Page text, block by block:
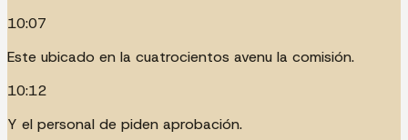
10:07
Este ubicado en la cuatrocientos avenu la comisión.
10:12
Y el personal de piden aprobación.